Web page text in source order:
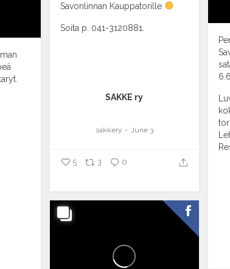
Savonlinnan Kauppatorille
Soita p. 041-3120881.
SAKKE ry
sakkery June 3
5 3 0